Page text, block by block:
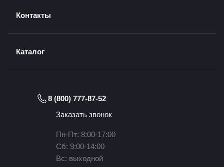
Контакты
Каталог
8 (800) 777-87-52
Заказать звонок
Пн-Пт: 8:00-17:00
Сб: 9:00-14:00
Вс: выходной